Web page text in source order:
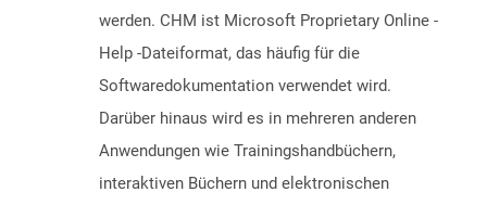
werden. CHM ist Microsoft Proprietary Online -
Help -Dateiformat, das häufig für die
Softwaredokumentation verwendet wird.
Darüber hinaus wird es in mehreren anderen
Anwendungen wie Trainingshandbüchern,
interaktiven Büchern und elektronischen